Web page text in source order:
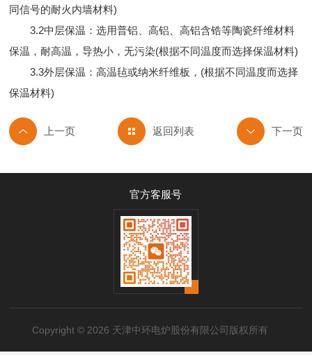
同信号的耐火内墙材料)
3.2中层保温：选用普铝、高铝、高铝含锆等陶瓷纤维材料
保温，耐高温，导热小，无污染(根据不同温度而选择保温材料)
3.3外层保温：高温毡或纳米纤维板，(根据不同温度而选择
保温材料)
返回列表
官方客服号
Copyright © 2026 天津中环电炉股份有限公司版权所有